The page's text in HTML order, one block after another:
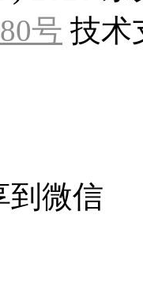
号 技术
到微信